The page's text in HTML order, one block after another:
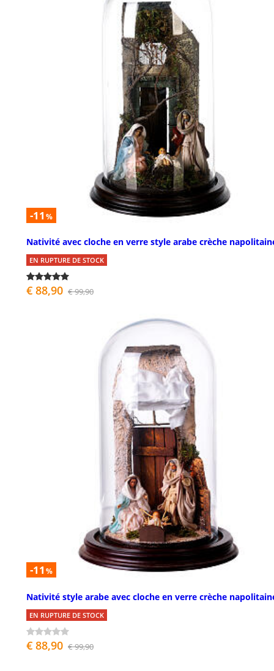
-11 %
Nativité avec cloche en verre style arabe crèche
EN RUPTURE DE STOCK
€ 88,90 € 99,90
-11 %
Nativité style arabe avec cloche en verre crèche
EN RUPTURE DE STOCK
€ 88,90 € 99,90